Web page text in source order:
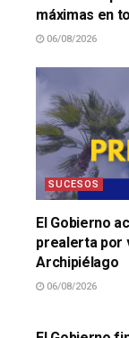
máximas en
06/08/2026
SUCESOS
El Gobierno
prealerta por
Archipiélago
06/08/2026